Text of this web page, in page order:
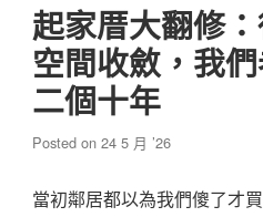
起家厝大翻修
空間收斂，我
二個十年
Posted on24 5 月 ’26
當初鄰居都以為我們傻了才